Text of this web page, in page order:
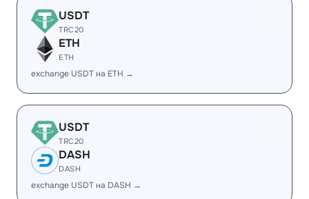
USDT
TRC20
ETH
ETH
exchange USDT на ETH →
USDT
TRC20
DASH
DASH
exchange USDT на DASH →